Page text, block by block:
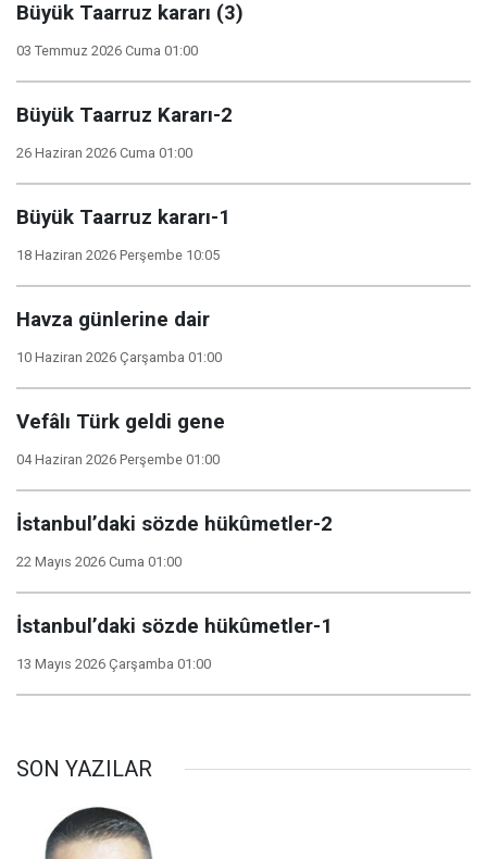
Büyük Taarruz kararı (3)
03 Temmuz 2026 Cuma 01:00
Büyük Taarruz Kararı-2
26 Haziran 2026 Cuma 01:00
Büyük Taarruz kararı-1
18 Haziran 2026 Perşembe 10:05
Havza günlerine dair
10 Haziran 2026 Çarşamba 01:00
Vefâlı Türk geldi gene
04 Haziran 2026 Perşembe 01:00
İstanbul’daki sözde hükûmetler-2
22 Mayıs 2026 Cuma 01:00
İstanbul’daki sözde hükûmetler-1
13 Mayıs 2026 Çarşamba 01:00
SON YAZILAR